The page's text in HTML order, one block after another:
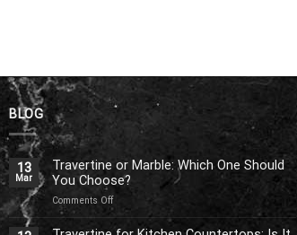
BLOG
13
Mar
Travertine or Marble: Which One Should
You Choose?
Comments Offon
Travertine
or